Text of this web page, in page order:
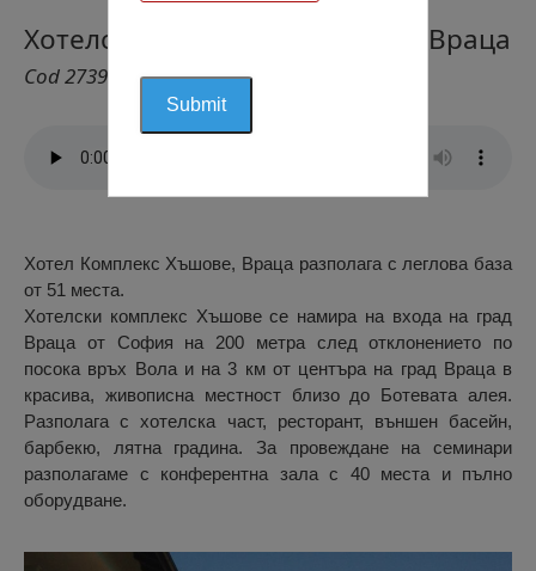
Хотелски Комплекс “Хъшове”, Враца
Cod 2739
Хотел Комплекс Хъшове, Враца разполага с леглова база
от 51 места.
Хотелски комплекс Хъшове се намира на входа на град
Враца от София на 200 метра след отклонението по
посока връх Вола и на 3 км от центъра на град Враца в
красива, живописна местност близо до Ботевата алея.
Разполага с хотелска част, ресторант, външен басейн,
барбекю, лятна градина. За провеждане на семинари
разполагаме с конферентна зала с 40 места и пълно
оборудване.